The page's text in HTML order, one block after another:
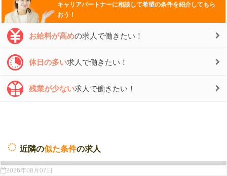
キャリアパートナーに相談して希望の条件を紹介してもら
おう！
お給料が高めの求人で働きたい！
休日の多い求人で働きたい！
残業が少ない求人で働きたい！
近隣の似た条件の求人
2026年08月07日